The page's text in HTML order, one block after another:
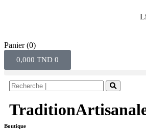
Panier (0)
0,000 TND 0
Boutique